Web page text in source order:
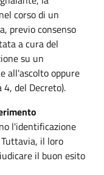
corso di un
previo consenso
a cura del
su un
all'ascolto oppure
del Decreto).
l'identificazione
Tuttavia, il loro
il buon esito